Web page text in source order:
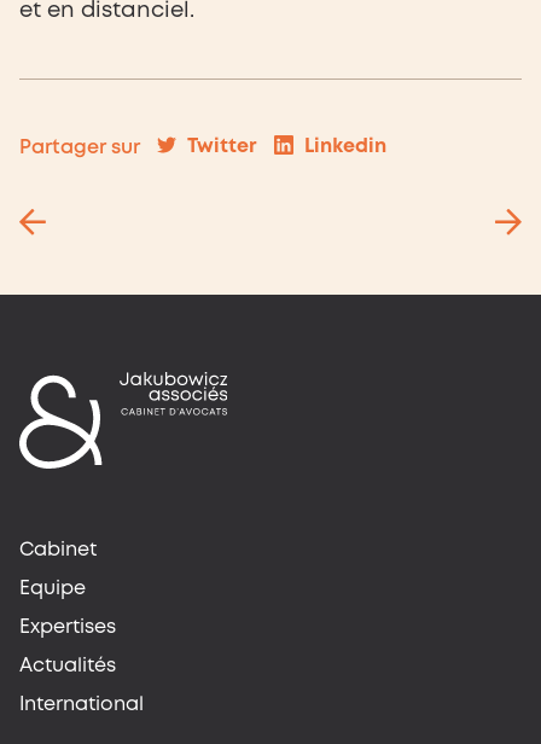
et en distanciel.
Partager sur Twitter Linkedin
Cabinet
Equipe
Expertises
Actualités
International